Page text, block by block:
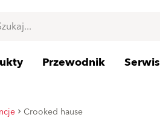
Przewodnik Serwis
Crooked hause